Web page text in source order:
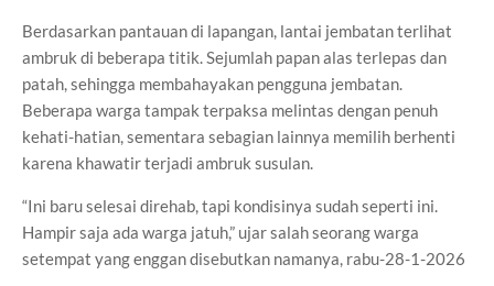
Berdasarkan pantauan di lapangan, lantai jembatan terlihat
ambruk di beberapa titik. Sejumlah papan alas terlepas dan
patah, sehingga membahayakan pengguna jembatan.
Beberapa warga tampak terpaksa melintas dengan penuh
kehati-hatian, sementara sebagian lainnya memilih berhenti
karena khawatir terjadi ambruk susulan.
“Ini baru selesai direhab, tapi kondisinya sudah seperti ini.
Hampir saja ada warga jatuh,” ujar salah seorang warga
setempat yang enggan disebutkan namanya, rabu-28-1-2026